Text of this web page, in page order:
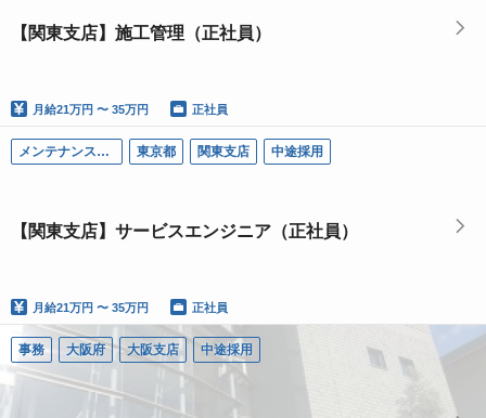
【関東支店】施工管理（正社員）
月給21万円 〜 35万円 正社員
メンテナンス（ＰＭ） 東京都 関東支店 中途採用
【関東支店】サービスエンジニア（正社員）
月給21万円 〜 35万円 正社員
事務 大阪府 大阪支店 中途採用